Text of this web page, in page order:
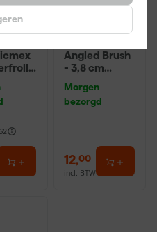
Angled Brush
- 3,8 cm
Morgen
bezorgd
12,00
incl. BTW